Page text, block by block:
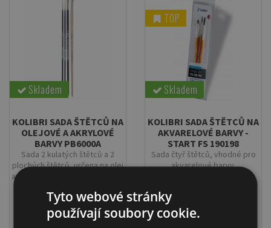
Skladem
KOLIBRI SADA ŠTĚTCŮ NA
OLEJOVÉ A AKRYLOVÉ
BARVY PB6000A
Sada 2 kulatých štětců a 2
plochých štětců, určena na olej
a akryl. Zabaleno v průhledném
469 Kč
Do košíku
Skladem
TOP
KOLIBRI SADA ŠTĚTCŮ NA
AKVARELOVÉ BARVY -
START FS 190198
Sada čtyř štětců, vhodné pro
akvarelové barvy.
Do košíku
Tyto webové stránky
používají soubory cookie.